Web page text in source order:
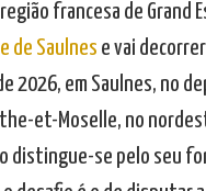
francesa de Grand
de Saulnes e vai
2026, em Saulnes, no
et-Moselle, no
distingue-se pelo seu